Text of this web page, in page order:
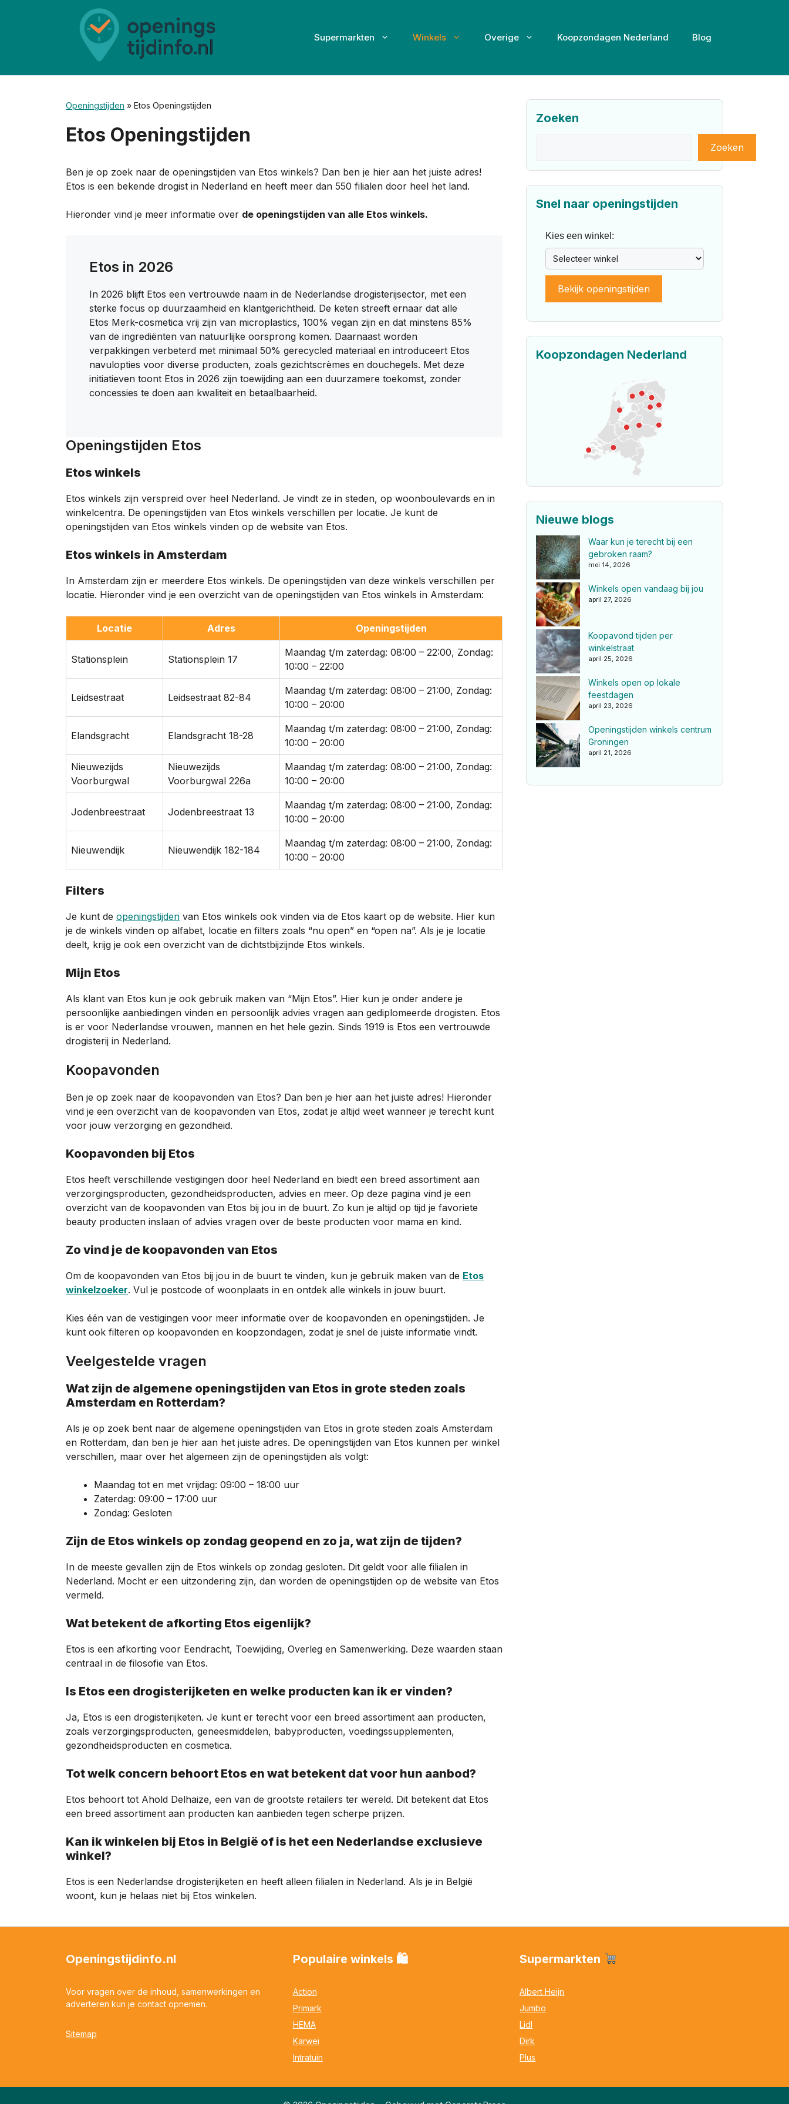
Supermarkten Winkels Overige Koopzondagen Nederland Blog
Openingstijden » Etos Openingstijden
Etos Openingstijden
Ben je op zoek naar de openingstijden van Etos winkels? Dan ben je hier aan het juiste adres!
Etos is een bekende drogist in Nederland en heeft meer dan 550 filialen door heel het land.
Hieronder vind je meer informatie over de openingstijden van alle Etos winkels.
Etos in 2026
​In 2026 blijft Etos een vertrouwde naam in de Nederlandse drogisterijsector, met een
sterke focus op duurzaamheid en klantgerichtheid. De keten streeft ernaar dat alle
Etos Merk-cosmetica vrij zijn van microplastics, 100% vegan zijn en dat minstens 85%
van de ingrediënten van natuurlijke oorsprong komen. Daarnaast worden
verpakkingen verbeterd met minimaal 50% gerecycled materiaal en introduceert Etos
navulopties voor diverse producten, zoals gezichtscrèmes en douchegels. Met deze
initiatieven toont Etos in 2026 zijn toewijding aan een duurzamere toekomst, zonder
concessies te doen aan kwaliteit en betaalbaarheid.​
Openingstijden Etos
Etos winkels
Etos winkels zijn verspreid over heel Nederland. Je vindt ze in steden, op woonboulevards en in
winkelcentra. De openingstijden van Etos winkels verschillen per locatie. Je kunt de
openingstijden van Etos winkels vinden op de website van Etos.
Etos winkels in Amsterdam
In Amsterdam zijn er meerdere Etos winkels. De openingstijden van deze winkels verschillen per
locatie. Hieronder vind je een overzicht van de openingstijden van Etos winkels in Amsterdam:
Locatie Adres Openingstijden
Stationsplein Stationsplein 17
Maandag t/m zaterdag: 08:00 – 22:00, Zondag:
10:00 – 22:00
Leidsestraat Leidsestraat 82-84
Maandag t/m zaterdag: 08:00 – 21:00, Zondag:
10:00 – 20:00
Elandsgracht Elandsgracht 18-28
Maandag t/m zaterdag: 08:00 – 21:00, Zondag:
10:00 – 20:00
Nieuwezijds
Voorburgwal
Nieuwezijds
Voorburgwal 226a
Maandag t/m zaterdag: 08:00 – 21:00, Zondag:
10:00 – 20:00
Jodenbreestraat Jodenbreestraat 13
Maandag t/m zaterdag: 08:00 – 21:00, Zondag:
10:00 – 20:00
Nieuwendijk Nieuwendijk 182-184
Maandag t/m zaterdag: 08:00 – 21:00, Zondag:
10:00 – 20:00
Filters
Je kunt de openingstijden van Etos winkels ook vinden via de Etos kaart op de website. Hier kun
je de winkels vinden op alfabet, locatie en filters zoals “nu open” en “open na”. Als je je locatie
deelt, krijg je ook een overzicht van de dichtstbijzijnde Etos winkels.
Mijn Etos
Als klant van Etos kun je ook gebruik maken van “Mijn Etos”. Hier kun je onder andere je
persoonlijke aanbiedingen vinden en persoonlijk advies vragen aan gediplomeerde drogisten. Etos
is er voor Nederlandse vrouwen, mannen en het hele gezin. Sinds 1919 is Etos een vertrouwde
drogisterij in Nederland.
Koopavonden
Ben je op zoek naar de koopavonden van Etos? Dan ben je hier aan het juiste adres! Hieronder
vind je een overzicht van de koopavonden van Etos, zodat je altijd weet wanneer je terecht kunt
voor jouw verzorging en gezondheid.
Koopavonden bij Etos
Etos heeft verschillende vestigingen door heel Nederland en biedt een breed assortiment aan
verzorgingsproducten, gezondheidsproducten, advies en meer. Op deze pagina vind je een
overzicht van de koopavonden van Etos bij jou in de buurt. Zo kun je altijd op tijd je favoriete
beauty producten inslaan of advies vragen over de beste producten voor mama en kind.
Zo vind je de koopavonden van Etos
Om de koopavonden van Etos bij jou in de buurt te vinden, kun je gebruik maken van de Etos
winkelzoeker. Vul je postcode of woonplaats in en ontdek alle winkels in jouw buurt.
Kies één van de vestigingen voor meer informatie over de koopavonden en openingstijden. Je
kunt ook filteren op koopavonden en koopzondagen, zodat je snel de juiste informatie vindt.
Veelgestelde vragen
Wat zijn de algemene openingstijden van Etos in grote steden zoals
Amsterdam en Rotterdam?
Als je op zoek bent naar de algemene openingstijden van Etos in grote steden zoals Amsterdam
en Rotterdam, dan ben je hier aan het juiste adres. De openingstijden van Etos kunnen per winkel
verschillen, maar over het algemeen zijn de openingstijden als volgt:
Maandag tot en met vrijdag: 09:00 – 18:00 uur
Zaterdag: 09:00 – 17:00 uur
Zondag: Gesloten
Zijn de Etos winkels op zondag geopend en zo ja, wat zijn de tijden?
In de meeste gevallen zijn de Etos winkels op zondag gesloten. Dit geldt voor alle filialen in
Nederland. Mocht er een uitzondering zijn, dan worden de openingstijden op de website van Etos
vermeld.
Wat betekent de afkorting Etos eigenlijk?
Etos is een afkorting voor Eendracht, Toewijding, Overleg en Samenwerking. Deze waarden staan
centraal in de filosofie van Etos.
Is Etos een drogisterijketen en welke producten kan ik er vinden?
Ja, Etos is een drogisterijketen. Je kunt er terecht voor een breed assortiment aan producten,
zoals verzorgingsproducten, geneesmiddelen, babyproducten, voedingssupplementen,
gezondheidsproducten en cosmetica.
Tot welk concern behoort Etos en wat betekent dat voor hun aanbod?
Etos behoort tot Ahold Delhaize, een van de grootste retailers ter wereld. Dit betekent dat Etos
een breed assortiment aan producten kan aanbieden tegen scherpe prijzen.
Kan ik winkelen bij Etos in België of is het een Nederlandse exclusieve
winkel?
Etos is een Nederlandse drogisterijketen en heeft alleen filialen in Nederland. Als je in België
woont, kun je helaas niet bij Etos winkelen.
Zoeken
Zoeken
Snel naar openingstijden
Kies een winkel:
Bekijk openingstijden
Koopzondagen Nederland
Nieuwe blogs
Waar kun je terecht bij een
gebroken raam?
mei 14, 2026
Winkels open vandaag bij jou
april 27, 2026
Koopavond tijden per
winkelstraat
april 25, 2026
Winkels open op lokale
feestdagen
april 23, 2026
Openingstijden winkels centrum
Groningen
april 21, 2026
Openingstijdinfo.nl
Voor vragen over de inhoud, samenwerkingen en
adverteren kun je contact opnemen.
Sitemap
Populaire winkels 🛍
Action
Primark
HEMA
Karwei
Intratuin
Supermarkten
Albert Heijn
Jumbo
Lidl
Dirk
Plus